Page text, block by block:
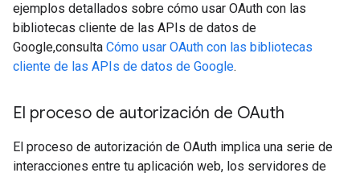
ejemplos detallados sobre cómo usar OAuth con las
bibliotecas cliente de las APIs de datos de
Google,consulta Cómo usar OAuth con las bibliotecas
cliente de las APIs de datos de Google.
El proceso de autorización de OAuth
El proceso de autorización de OAuth implica una serie de
interacciones entre tu aplicación web, los servidores de